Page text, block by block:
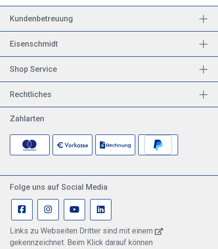
Kundenbetreuung
Eisenschmidt
Shop Service
Rechtliches
Zahlarten
Folge uns auf Social Media
Links zu Webseiten Dritter sind mit einem
gekennzeichnet. Beim Klick darauf können